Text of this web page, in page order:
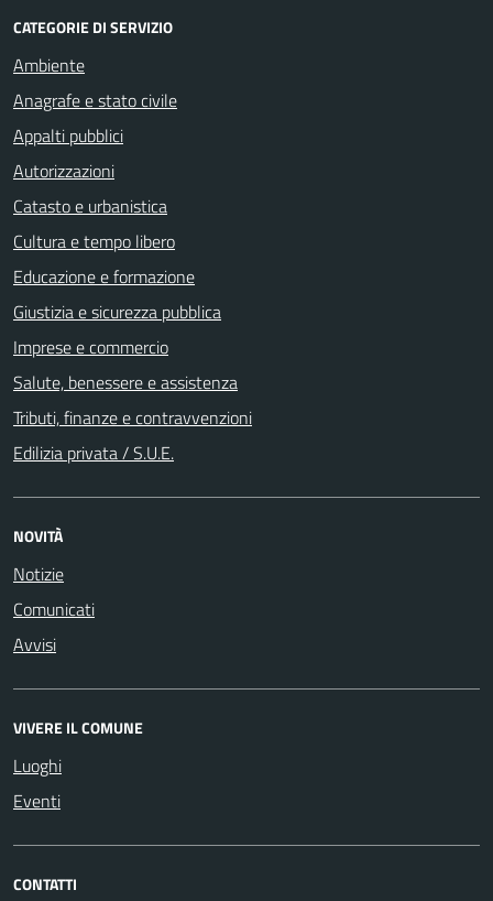
CATEGORIE DI SERVIZIO
Ambiente
Anagrafe e stato civile
Appalti pubblici
Autorizzazioni
Catasto e urbanistica
Cultura e tempo libero
Educazione e formazione
Giustizia e sicurezza pubblica
Imprese e commercio
Salute, benessere e assistenza
Tributi, finanze e contravvenzioni
Edilizia privata / S.U.E.
NOVITÀ
Notizie
Comunicati
Avvisi
VIVERE IL COMUNE
Luoghi
Eventi
CONTATTI